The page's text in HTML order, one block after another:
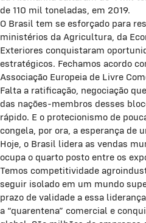
de 110 mil toneladas, em 2019.
O Brasil tem se esforçado para
ministérios da Agricultura, da
Exteriores conquistaram
estratégicos. Fechamos acordo
Associação Europeia de Livre
Falta a ratificação, negociação
das nações-membros desses
rápido. E o protecionismo de
congela, por ora, a esperança de
Hoje, o Brasil lidera as vendas
ocupa o quarto posto entre os
Temos competitividade
seguir isolado em um mundo
prazo de validade a essa
a “quarentena” comercial e